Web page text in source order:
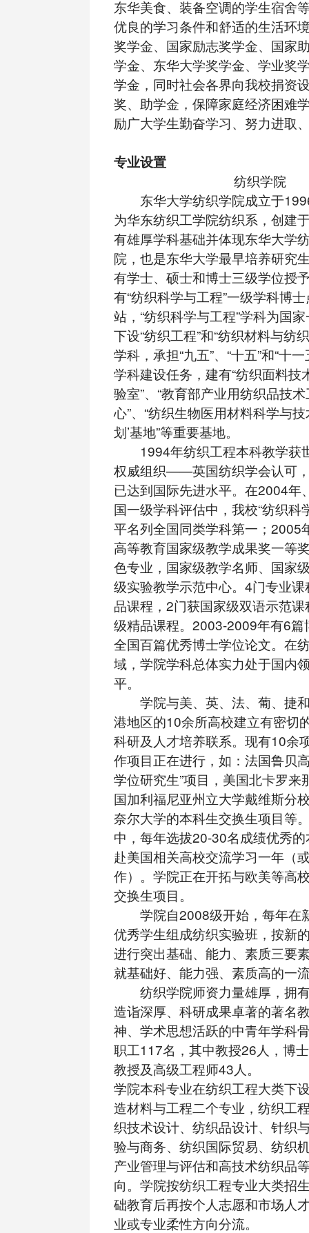
东华美食、装备空调的学生宿舍
优良的学习条件和舒适的生活环
奖学金、国家励志奖学金、国家
学金、东华大学奖学金、学业奖
学金，同时社会各界向我校捐资
奖、助学金，保障家庭经济困难
励广大学生勤奋学习、努力进取
专业设置
纺织学院
东华大学纺织学院成立于
为华东纺织工学院纺织系，创建
有雄厚学科基础并体现东华大学
院，也是东华大学最早培养研究
有学士、硕士和博士三级学位授
有“纺织科学与工程”一级学科博
站，“纺织科学与工程”学科为国
下设“纺织工程”和“纺织材料与纺
学科，承担“九五”、“十五”和“十
学科建设任务，建有“纺织面料技
验室”、“教育部产业用纺织品技
心”、“纺织生物医用材料科学与
划’基地”等重要基地。
1994年纺织工程本科教学获
权威组织——英国纺织学会认可
已达到国际先进水平。在2004年
国一级学科评估中，我校“纺织科
平名列全国同类学科第一；2005
高等教育国家级教学成果奖一等
色专业，国家级教学名师、国家
级实验教学示范中心。4门专业
品课程，2门获国家级双语示范
级精品课程。2003-2009年有6篇
全国百篇优秀博士学位论文。在
域，学院学科总体实力处于国内
平。
学院与美、英、法、葡、捷
港地区的10余所高校建立有密切
科研及人才培养联系。现有10余
作项目正在进行，如：法国鲁贝
学位研究生”项目，美国北卡罗来
国加利福尼亚州立大学戴维斯分
奈尔大学的本科生交换生项目等
中，每年选拔20-30名成绩优秀
赴美国相关高校交流学习一年（
作）。学院正在开拓与欧美等高
交换生项目。
学院自2008级开始，每年在
优秀学生组成纺织实验班，按新
进行突出基础、能力、素质三要
就基础好、能力强、素质高的一
纺织学院师资力量雄厚，拥
造诣深厚、科研成果卓著的著名
神、学术思想活跃的中青年学科
职工117名，其中教授26人，博
教授及高级工程师43人。
学院本科专业在纺织工程大类下
造材料与工程二个专业，纺织工
织技术设计、纺织品设计、针织
验与商务、纺织国际贸易、纺织
产业管理与评估和高技术纺织品
向。学院按纺织工程专业大类招
础教育后再按个人志愿和市场人
业或专业柔性方向分流。